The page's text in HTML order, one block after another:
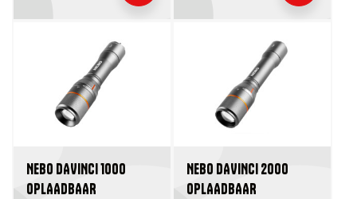
NEBO DAVINCI 1000
OPLAADBAAR
NEBO DAVINCI 2000
OPLAADBAAR